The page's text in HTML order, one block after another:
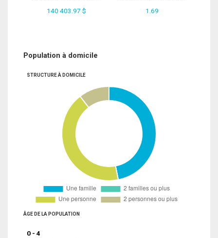
140 403.97 $ 1.69
Population à domicile
STRUCTURE À DOMICILE
ÂGE DE LA POPULATION
0 - 4